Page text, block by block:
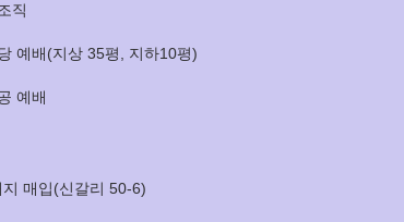
직
예배(지상 35평, 지하10평)
예배
매입(신갈리 50-6)